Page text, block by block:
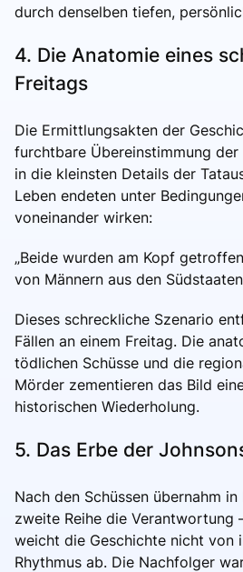
durch denselben tiefen,
4. Die Anatomie eines
Freitags
Die Ermittlungsakten der
furchtbare Übereinstimmung
in die kleinsten Details der
Leben endeten unter
voneinander wirken:
„Beide wurden am Kopf
von Männern aus den
Dieses schreckliche Szenario
Fällen an einem Freitag. Die
tödlichen Schüsse und die
Mörder zementieren das Bild
historischen Wiederholung.
5. Das Erbe der
Nach den Schüssen übernahm
zweite Reihe die Verantwortung
weicht die Geschichte nicht von
Rhythmus ab. Die Nachfolger